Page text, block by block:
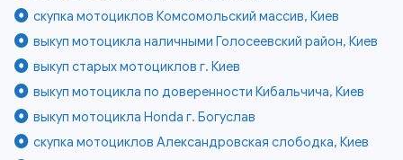
скупка мотоциклов Комсомольский массив, Киев
выкуп мотоцикла наличными Голосеевский район, Киев
выкуп старых мотоциклов г. Киев
выкуп мотоцикла по доверенности Кибальчича, Киев
выкуп мотоцикла Honda г. Богуслав
скупка мотоциклов Александровская слободка, Киев